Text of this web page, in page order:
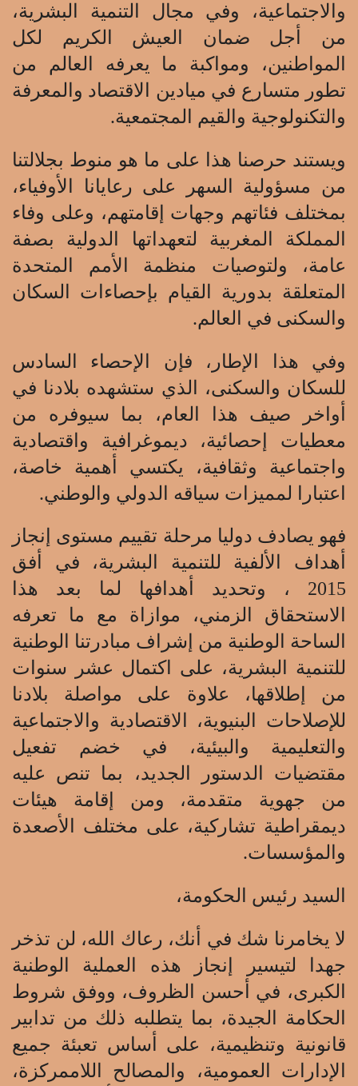
والاجتماعية، وفي مجال التنمية البشرية،
من أجل ضمان العيش الكريم لكل
المواطنين، ومواكبة ما يعرفه العالم من
تطور متسارع في ميادين الاقتصاد والمعرفة
والتكنولوجية والقيم المجتمعية.
ويستند حرصنا هذا على ما هو منوط بجلالتنا
من مسؤولية السهر على رعايانا الأوفياء،
بمختلف فئاتهم وجهات إقامتهم، وعلى وفاء
المملكة المغربية لتعهداتها الدولية بصفة
عامة، ولتوصيات منظمة الأمم المتحدة
المتعلقة بدورية القيام بإحصاءات السكان
والسكنى في العالم.
وفي هذا الإطار، فإن الإحصاء السادس
للسكان والسكنى، الذي ستشهده بلادنا في
أواخر صيف هذا العام، بما سيوفره من
معطيات إحصائية، ديموغرافية واقتصادية
واجتماعية وثقافية، يكتسي أهمية خاصة،
اعتبارا لمميزات سياقه الدولي والوطني.
فهو يصادف دوليا مرحلة تقييم مستوى إنجاز
أهداف الألفية للتنمية البشرية، في أفق
2015 ، وتحديد أهدافها لما بعد هذا
الاستحقاق الزمني، موازاة مع ما تعرفه
الساحة الوطنية من إشراف مبادرتنا الوطنية
للتنمية البشرية، على اكتمال عشر سنوات
من إطلاقها، علاوة على مواصلة بلادنا
للإصلاحات البنيوية، الاقتصادية والاجتماعية
والتعليمية والبيئية، في خضم تفعيل
مقتضيات الدستور الجديد، بما تنص عليه
من جهوية متقدمة، ومن إقامة هيئات
ديمقراطية تشاركية، على مختلف الأصعدة
والمؤسسات.
السيد رئيس الحكومة،
لا يخامرنا شك في أنك، رعاك الله، لن تذخر
جهدا لتيسير إنجاز هذه العملية الوطنية
الكبرى، في أحسن الظروف، ووفق شروط
الحكامة الجيدة، بما يتطلبه ذلك من تدابير
قانونية وتنظيمية، على أساس تعبئة جميع
الإدارات العمومية، والمصالح اللاممركزة،